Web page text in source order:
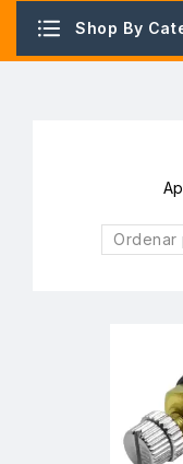
Shop By
Ordenar